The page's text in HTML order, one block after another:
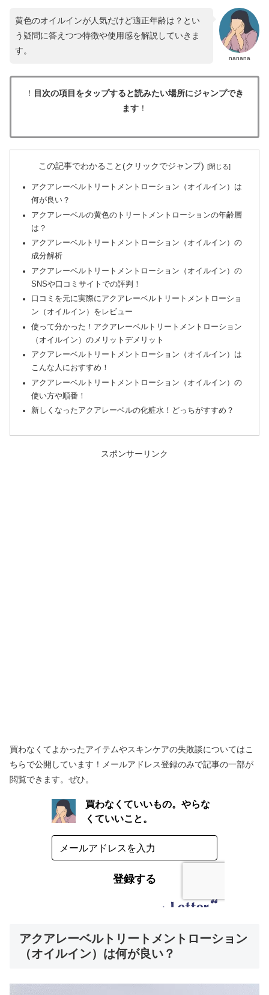
nanana
黄色のオイルインが人気だけど適正年齢は？とい
う疑問に答えつつ特徴や使用感を解説していきま
す。
！ 目次の項目をタップすると読みたい場所にジャンプでき
ます ！
この記事でわかること(クリックでジャンプ)
アクアレーベルトリートメントローション（オイルイン）は
何が良い？
アクアレーベルの黄色のトリートメントローションの年齢層
は？
アクアレーベルトリートメントローション（オイルイン）の
成分解析
アクアレーベルトリートメントローション（オイルイン）の
SNSや口コミサイトでの評判！
口コミを元に実際にアクアレーベルトリートメントローショ
ン（オイルイン）をレビュー
使って分かった！アクアレーベルトリートメントローション
（オイルイン）のメリットデメリット
アクアレーベルトリートメントローション（オイルイン）は
こんな人におすすめ！
アクアレーベルトリートメントローション（オイルイン）の
使い方や順番！
新しくなったアクアレーベルの化粧水！どっちがすすめ？
スポンサーリンク
買わなくてよかったアイテムやスキンケアの失敗談についてはこ
ちらで公開しています！メールアドレス登録のみで記事の一部が
閲覧できます。ぜひ。
アクアレーベルトリートメントローション
（オイルイン）は何が良い？